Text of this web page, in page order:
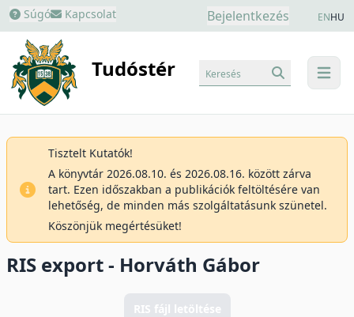
Súgó Kapcsolat Bejelentkezés ENHU
Tudóstér menu
Keresés
Tisztelt Kutatók!
A könyvtár 2026.08.10. és 2026.08.16. között zárva
tart. Ezen időszakban a publikációk feltöltésére van
lehetőség, de minden más szolgáltatásunk szünetel.
Köszönjük megértésüket!
RIS export - Horváth Gábor
RIS fájl letöltése